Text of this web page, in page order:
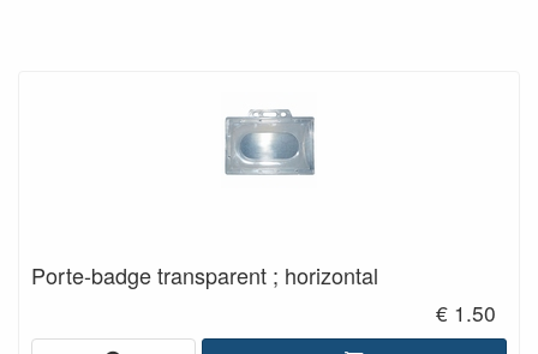
Porte-badge transparent ; horizontal
€ 1.50